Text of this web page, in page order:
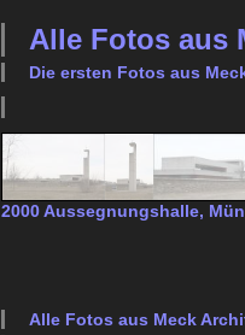
Alle Fotos aus
Die ersten Fotos aus
2000 Aussegnungshalle,
Alle Fotos aus Meck